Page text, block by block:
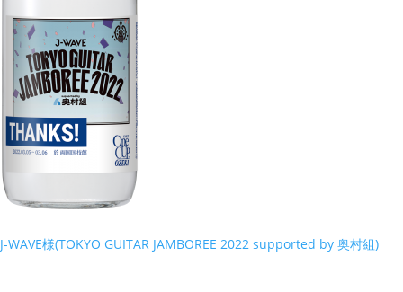
J-WAVE様(TOKYO GUITAR JAMBOREE 2022 supported by 奥村組)